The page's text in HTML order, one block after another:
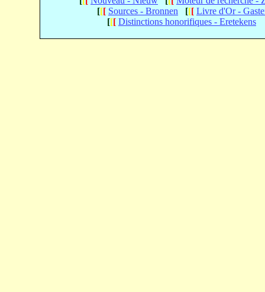
[[[ Sources - Bronnen [[[ Livre d'Or -
[[[ Distinctions honorifiques - Eretekens